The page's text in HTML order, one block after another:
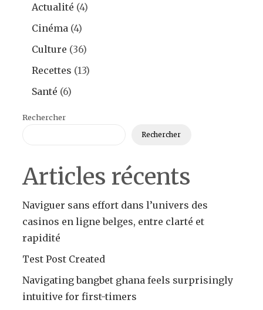
Actualité (4)
Cinéma (4)
Culture (36)
Recettes (13)
Santé (6)
Rechercher
Rechercher
Articles récents
Naviguer sans effort dans l’univers des
casinos en ligne belges, entre clarté et
rapidité
Test Post Created
Navigating bangbet ghana feels surprisingly
intuitive for first-timers